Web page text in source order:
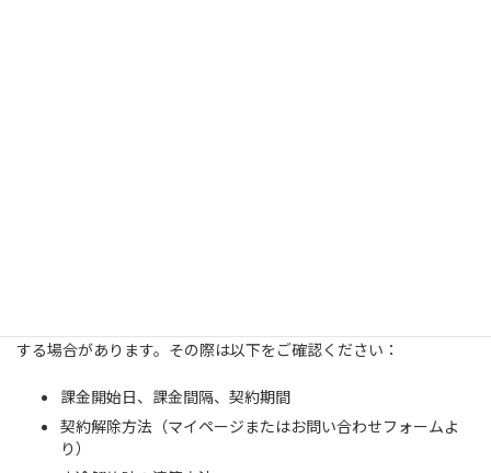
する場合があります。その際は以下をご確認ください：
課金開始日、課金間隔、契約期間
契約解除方法（マイページまたはお問い合わせフォームよ
り）